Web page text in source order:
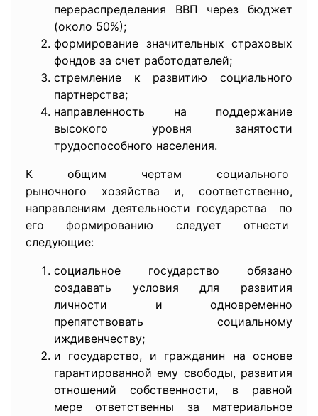
перераспределения ВВП через бюджет
(около 50%);
формирование значительных страховых
фондов за счет работодателей;
стремление к развитию социального
партнерства;
направленность на поддержание
высокого уровня занятости
трудоспособного населения.
К общим чертам социального
рыночного хозяйства и, соответственно,
направлениям деятельности государства по
его формированию следует отнести
следующие:
социальное государство обязано
создавать условия для развития
личности и одновременно
препятствовать социальному
иждивенчеству;
и государство, и гражданин на основе
гарантированной ему свободы, развития
отношений собственности, в равной
мере ответственны за материальное